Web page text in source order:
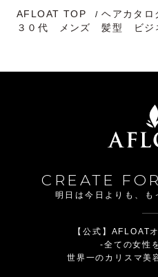
AFLOAT TOP
ヘアカタロ
３０代 メンズ 髪型 ビジ
CREATE
明日は今日よりも、も
【公式】AFLOAT
-全ての女性
世界一のカリスマ美